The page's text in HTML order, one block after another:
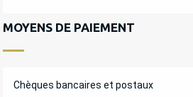
MOYENS DE PAIEMENT
Chèques bancaires et postaux